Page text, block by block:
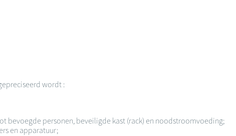
wordt :
bevoegde personen, beveiligde kast (rack) en noodstroomvoeding;
en apparatuur;